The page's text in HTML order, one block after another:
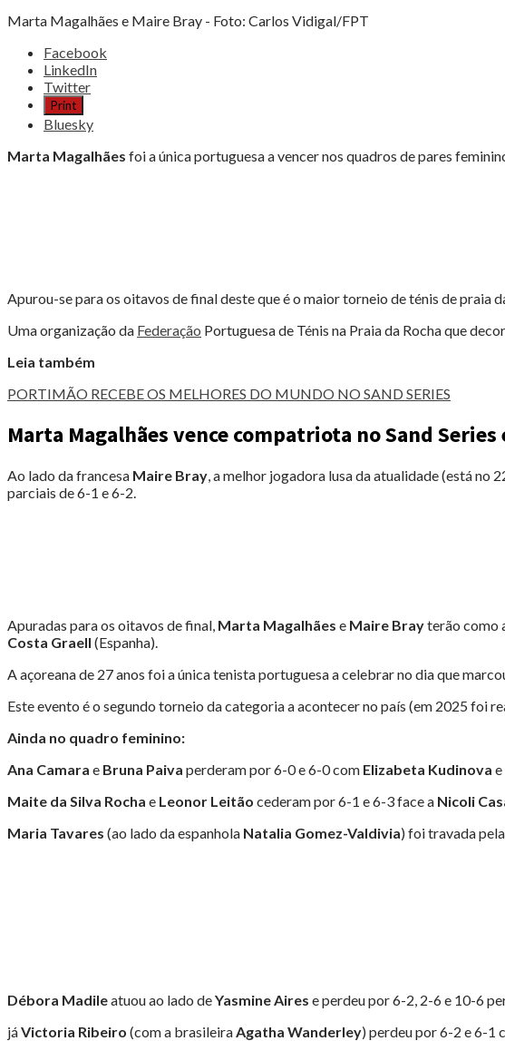
Marta Magalhães e Maire Bray - Foto: Carlos Vidigal/FPT
Share
post
"MARTA
MAGALHÃES
OITAVOS
Facebook
LinkedIn
Twitter
Print
Bluesky
Marta Magalhães foi a única portuguesa a vencer nos quadros de pares
Apurou-se para os oitavos de final deste que é o maior torneio de ténis de praia
Uma organização da Federação Portuguesa de Ténis na Praia da Rocha que
Leia também
PORTIMÃO RECEBE OS MELHORES DO MUNDO NO SAND SERIES
Marta Magalhães vence compatriota no Sand
Ao lado da francesa Maire Bray, a melhor jogadora lusa da atualidade (está no
parciais de 6-1 e 6-2.
Apuradas para os oitavos de final, Marta Magalhães e Maire Brayterão como
Costa Graell (Espanha).
A açoreana de 27 anos foi a única tenista portuguesa a celebrar no dia que
Este evento é o segundo torneio da categoria a acontecer no país (em 2025 foi
Ainda no quadro feminino:
Ana Camara e Bruna Paiva perderam por 6-0 e 6-0 com Elizabeta Kudinova e
Maite da Silva Rocha e Leonor Leitão cederam por 6-1 e 6-3 face a Nicoli
Maria Tavares (ao lado da espanhola Natalia Gomez-Valdivia) foi travada
Débora Madileatuou ao lado deYasmine Aires e perdeu por 6-2, 2-6 e 10-6
jáVictoria Ribeiro (com a brasileiraAgatha Wanderley) perdeu por 6-2 e 6-1